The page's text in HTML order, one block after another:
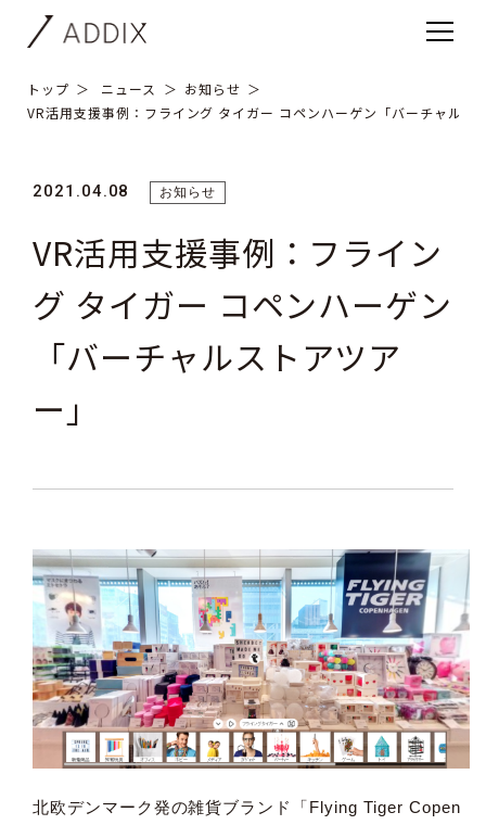
トップ ニュース
お知らせ
VR活用支援事例：フライング タイガー コペンハーゲン「バーチャルス
2021.04.08 お知らせ
VR活用支援事例：フライン
グ タイガー コペンハーゲン
「バーチャルストアツア
ー」
北欧デンマーク発の雑貨ブランド「Flying Tiger Copen